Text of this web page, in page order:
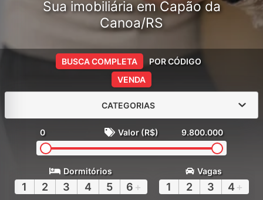
Sua imobiliária em Capão da
Canoa/RS
VENDA
BUSCA COMPLETA POR CÓDIGO
CATEGORIAS
0 Valor (R$) 9.800.000
Dormitórios
1 2 3 4 5 6 +
Vagas
1 2 3 4 +